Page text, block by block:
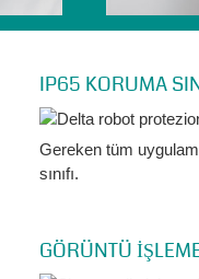
IP65 KORUMA
Gereken tüm
sınıfı.
GÖRÜNTÜ